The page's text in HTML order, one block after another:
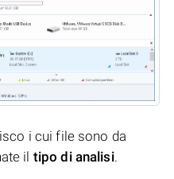
i cui file sono da
il tipo di analisi.